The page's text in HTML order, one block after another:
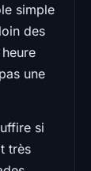
simple
des
une
si
très